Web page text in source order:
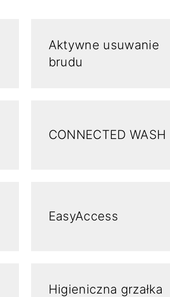
Aktywne usuwanie
brudu
CONNECTED WASH
EasyAccess
Higieniczna grzałka